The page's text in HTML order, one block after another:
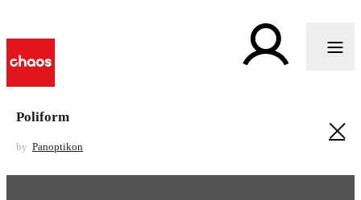
Poliform
by Panoptikon